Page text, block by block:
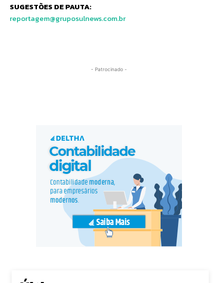
SUGESTÕES DE PAUTA:
reportagem@gruposulnews.com.br
- Patrocinado -